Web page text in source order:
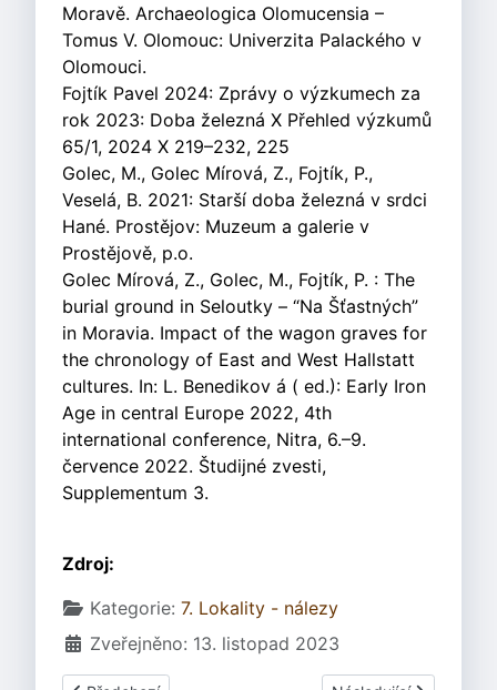
Moravě. Archaeologica Olomucensia –
Tomus V. Olomouc: Univerzita Palackého v
Olomouci.
Fojtík Pavel 2024: Zprávy o výzkumech za
rok 2023: Doba železná X Přehled výzkumů
65/1, 2024 X 219–232, 225
Golec, M., Golec Mírová, Z., Fojtík, P.,
Veselá, B. 2021: Starší doba železná v srdci
Hané. Prostějov: Muzeum a galerie v
Prostějově, p.o.
Golec Mírová, Z., Golec, M., Fojtík, P. : The
burial ground in Seloutky – “Na Šťastných”
in Moravia. Impact of the wagon graves for
the chronology of East and West Hallstatt
cultures. In: L. Benedikov á ( ed.): Early Iron
Age in central Europe 2022, 4th
international conference, Nitra, 6.–9.
července 2022. Študijné zvesti,
Supplementum 3.
Zdroj:
Základní údaje
Kategorie: 7. Lokality - nálezy
Zveřejněno: 13. listopad 2023